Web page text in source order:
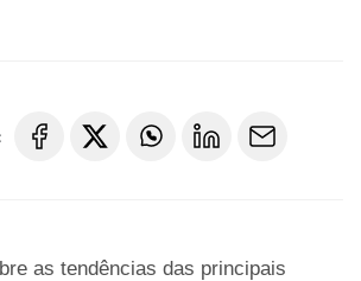
as tendências das principais